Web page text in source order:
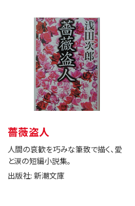
薔薇盗人
人間の哀歓を巧みな筆致で描く、愛
と涙の短編小説集。
出版社: 新潮文庫